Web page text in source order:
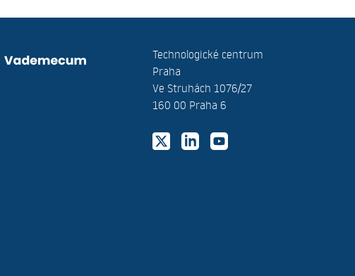
Technologické centrum
Praha
Ve Struhách 1076/27
160 00 Praha 6